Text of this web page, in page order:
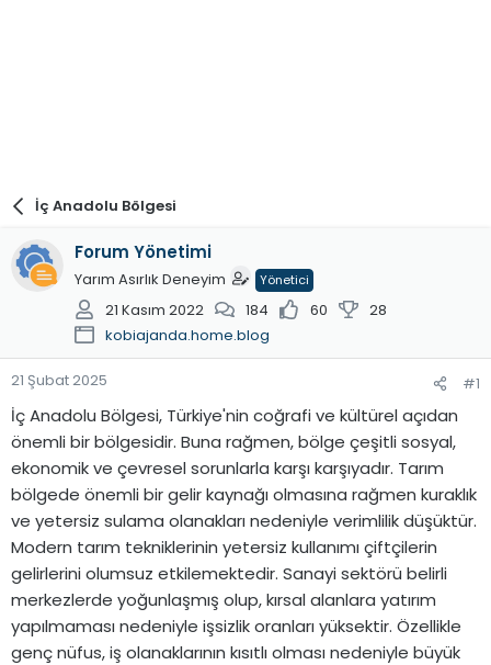
İç Anadolu Bölgesi
Forum Yönetimi
Yarım Asırlık Deneyim Yönetici
21 Kasım 2022 184 60
28
kobiajanda.home.blog
21 Şubat 2025 #1
İç Anadolu Bölgesi, Türkiye'nin coğrafi ve kültürel açıdan
önemli bir bölgesidir. Buna rağmen, bölge çeşitli sosyal,
ekonomik ve çevresel sorunlarla karşı karşıyadır. Tarım
bölgede önemli bir gelir kaynağı olmasına rağmen kuraklık
ve yetersiz sulama olanakları nedeniyle verimlilik düşüktür.
Modern tarım tekniklerinin yetersiz kullanımı çiftçilerin
gelirlerini olumsuz etkilemektedir. Sanayi sektörü belirli
merkezlerde yoğunlaşmış olup, kırsal alanlara yatırım
yapılmaması nedeniyle işsizlik oranları yüksektir. Özellikle
genç nüfus, iş olanaklarının kısıtlı olması nedeniyle büyük